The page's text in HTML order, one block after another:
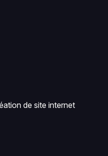
de site internet